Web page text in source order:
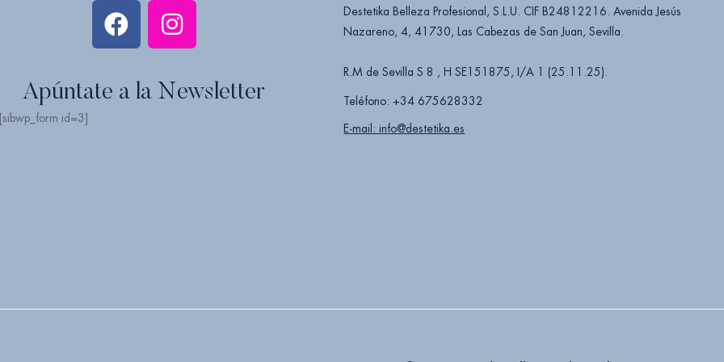
Apúntate a la Newsletter
id=3]
Destetika Belleza Profesional, S.L.U. CIF B24812216. Avenida Jesús
Nazareno, 4, 41730, Las Cabezas de San Juan, Sevilla.
R.M de Sevilla S 8 , H SE151875, I/A 1 (25.11.25).
Teléfono: +34 675628332
E-mail: info@destetika.es